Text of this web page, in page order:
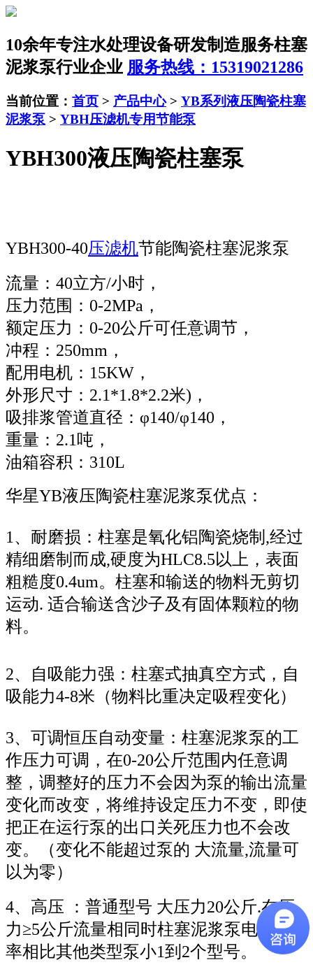
10余年专注水处理设备研发制造服务柱塞
泥浆泵行业企业 服务热线：15319021286
当前位置： 首页 > 产品中心> YB系列液压陶瓷柱塞
泥浆泵 > YBH压滤机专用节能泵
YBH300液压陶瓷柱塞泵
YBH300-40压滤机节能陶瓷柱塞泥浆泵
流量：40立方/小时，
压力范围：0-2MPa，
额定压力：0-20公斤可任意调节，
冲程：250mm，
配用电机：15KW，
外形尺寸：2.1*1.8*2.2米)，
吸排浆管道直径：φ140/φ140，
重量：2.1吨，
油箱容积：310L
华星YB液压陶瓷柱塞泥浆泵优点：
1、耐磨损：柱塞是氧化铝陶瓷烧制,经过
精细磨制而成,硬度为HLC8.5以上，表面
粗糙度0.4um。柱塞和输送的物料无剪切
运动. 适合输送含沙子及有固体颗粒的物
料。
2、自吸能力强：柱塞式抽真空方式，自
吸能力4-8米（物料比重决定吸程变化）
3、可调恒压自动变量：柱塞泥浆泵的工
作压力可调，在0-20公斤范围内任意调
整，调整好的压力不会因为泵的输出流量
变化而改变，将维持设定压力不变，即使
把正在运行泵的出口关死压力也不会改
变。（变化不能超过泵的 大流量,流量可
以为零）
4、高压 ：普通型号 大压力20公斤.在压
力≥5公斤流量相同时柱塞泥浆泵电机功
率相比其他类型泵小1到2个型号。